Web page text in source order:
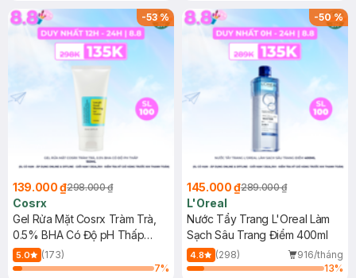
-53%
139.000 ₫298.000 ₫
Cosrx
Gel Rửa Mặt Cosrx Tràm Trà,
0.5% BHA Có Độ pH Thấp
150ml
5.0
(173)
7%
-50%
145.000 ₫289.000 ₫
L'Oreal
Nước Tẩy Trang L'Oreal Làm
Sạch Sâu Trang Điểm 400ml
4.8 (298)
916/tháng
13%